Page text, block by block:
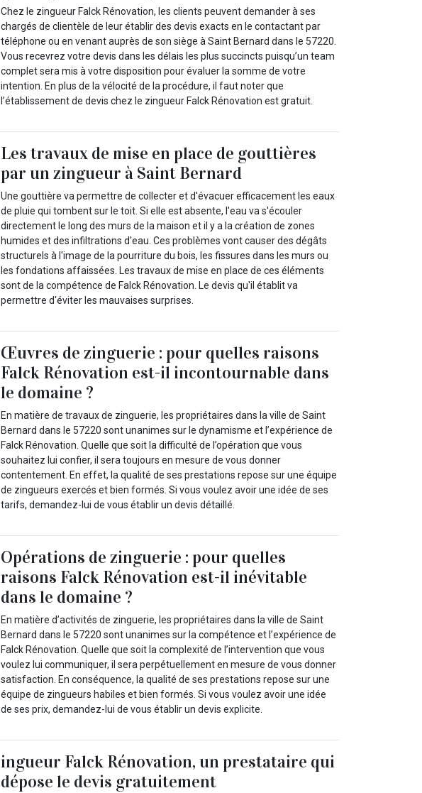
Chez le zingueur Falck Rénovation, les clients peuvent demander à ses
chargés de clientèle de leur établir des devis exacts en le contactant par
téléphone ou en venant auprès de son siège à Saint Bernard dans le 57220.
Vous recevrez votre devis dans les délais les plus succincts puisqu’un team
complet sera mis à votre disposition pour évaluer la somme de votre
intention. En plus de la vélocité de la procédure, il faut noter que
l’établissement de devis chez le zingueur Falck Rénovation est gratuit.
Les travaux de mise en place de gouttières
par un zingueur à Saint Bernard
Une gouttière va permettre de collecter et d'évacuer efficacement les eaux
de pluie qui tombent sur le toit. Si elle est absente, l'eau va s'écouler
directement le long des murs de la maison et il y a la création de zones
humides et des infiltrations d'eau. Ces problèmes vont causer des dégâts
structurels à l'image de la pourriture du bois, les fissures dans les murs ou
les fondations affaissées. Les travaux de mise en place de ces éléments
sont de la compétence de Falck Rénovation. Le devis qu'il établit va
permettre d'éviter les mauvaises surprises.
Œuvres de zinguerie : pour quelles raisons
Falck Rénovation est-il incontournable dans
le domaine ?
En matière de travaux de zinguerie, les propriétaires dans la ville de Saint
Bernard dans le 57220 sont unanimes sur le dynamisme et l’expérience de
Falck Rénovation. Quelle que soit la difficulté de l’opération que vous
souhaitez lui confier, il sera toujours en mesure de vous donner
contentement. En effet, la qualité de ses prestations repose sur une équipe
de zingueurs exercés et bien formés. Si vous voulez avoir une idée de ses
tarifs, demandez-lui de vous établir un devis détaillé.
Opérations de zinguerie : pour quelles
raisons Falck Rénovation est-il inévitable
dans le domaine ?
En matière d’activités de zinguerie, les propriétaires dans la ville de Saint
Bernard dans le 57220 sont unanimes sur la compétence et l’expérience de
Falck Rénovation. Quelle que soit la complexité de l’intervention que vous
voulez lui communiquer, il sera perpétuellement en mesure de vous donner
satisfaction. En conséquence, la qualité de ses prestations repose sur une
équipe de zingueurs habiles et bien formés. Si vous voulez avoir une idée
de ses prix, demandez-lui de vous établir un devis explicite.
ingueur Falck Rénovation, un prestataire qui
dépose le devis gratuitement